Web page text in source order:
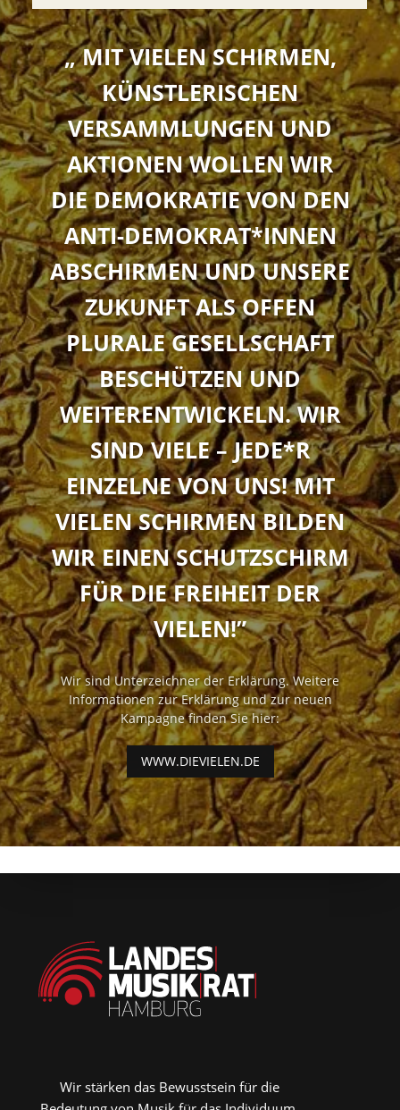
„ MIT VIELEN SCHIRMEN,
KÜNSTLERISCHEN
VERSAMMLUNGEN UND
AKTIONEN WOLLEN WIR
DIE DEMOKRATIE VON DEN
ANTI-DEMOKRAT*INNEN
ABSCHIRMEN UND UNSERE
ZUKUNFT ALS OFFEN
PLURALE GESELLSCHAFT
BESCHÜTZEN UND
WEITERENTWICKELN. WIR
SIND VIELE – JEDE*R
EINZELNE VON UNS! MIT
VIELEN SCHIRMEN BILDEN
WIR EINEN SCHUTZSCHIRM
FÜR DIE FREIHEIT DER
VIELEN!”
Wir sind Unterzeichner der Erklärung. Weitere
Informationen zur Erklärung und zur neuen
Kampagne finden Sie hier:
WWW.DIEVIELEN.DE
Wir stärken das Bewusstsein für die